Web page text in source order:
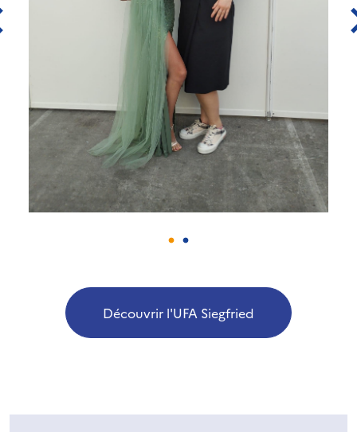
Découvrir l'UFA Siegfried